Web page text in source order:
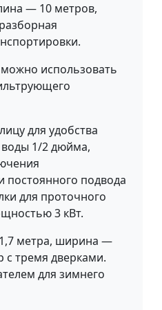
— 10 метров,
использовать
для удобства
1/2 дюйма,
постоянного подвода
для проточного
3 кВт.
метра, ширина —
тремя дверками.
для зимнего